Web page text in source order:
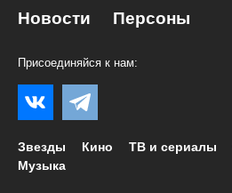
Новости Персоны
Присоединяйся к нам:
Звезды Кино ТВ и сериалы
Музыка